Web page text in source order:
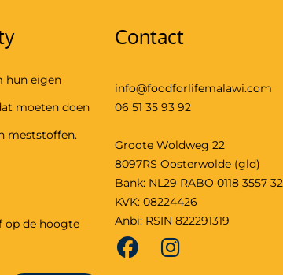
hun eigen
moeten doen
meststoffen.
op de hoogte
Contact
info@foodforlifemalawi.com
06 51 35 93 92
Groote Woldweg 22
8097RS Oosterwolde (gld)
Bank: NL29 RABO 0118 3557 32
KVK: 08224426
Anbi: RSIN 822291319
Facebook
Instagram